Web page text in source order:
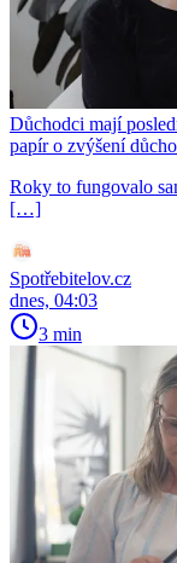
Důchodci mají
papír o zvýšení
Roky to fungovalo
[…]
Spotřebitelov.cz
dnes, 04:03
3 min